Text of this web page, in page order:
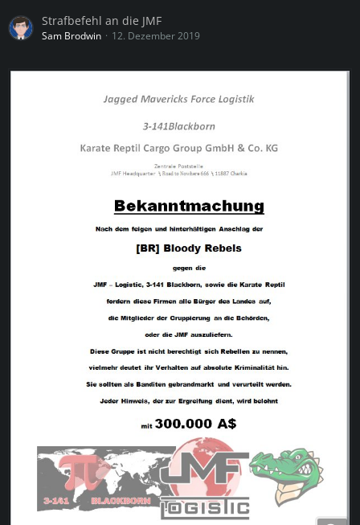
Strafbefehl an die JMF
Sam Brodwin 12. Dezember 2019